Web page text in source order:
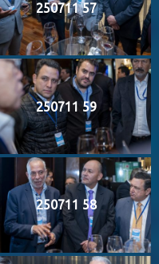
250711 57
250711 59
250711 58